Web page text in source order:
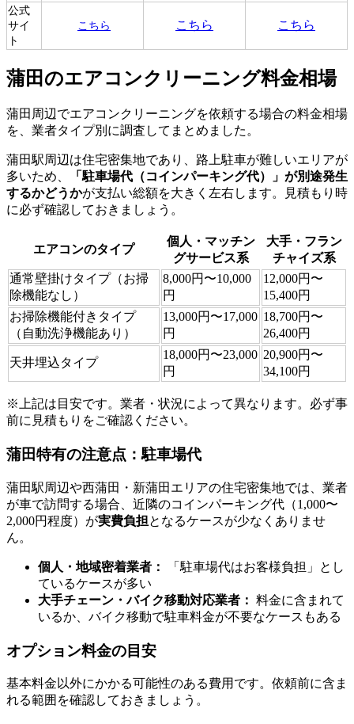
公式
サイ
ト
こちら こちら こちら
蒲田のエアコンクリーニング料金相場
蒲田周辺でエアコンクリーニングを依頼する場合の料金相場
を、業者タイプ別に調査してまとめました。
蒲田駅周辺は住宅密集地であり、路上駐車が難しいエリアが
多いため、
「駐車場代（コインパーキング代）」が別途発生
するかどうかが支払い総額を大きく左右します。見積もり時
に必ず確認しておきましょう。
エアコンのタイプ
個人・マッチン
グサービス系
大手・フラン
チャイズ系
通常壁掛けタイプ（お掃
除機能なし）
8,000円〜10,000
円
12,000円〜
15,400円
お掃除機能付きタイプ
（自動洗浄機能あり）
13,000円〜17,000
円
18,700円〜
26,400円
天井埋込タイプ
18,000円〜23,000
円
20,900円〜
34,100円
※上記は目安です。業者・状況によって異なります。必ず事
前に見積もりをご確認ください。
蒲田特有の注意点：駐車場代
蒲田駅周辺や西蒲田・新蒲田エリアの住宅密集地では、業者
が車で訪問する場合、近隣のコインパーキング代（1,000〜
2,000円程度）が実費負担となるケースが少なくありませ
ん。
個人・地域密着業者：
「駐車場代はお客様負担」とし
ているケースが多い
大手チェーン・バイク移動対応業者： 料金に含まれて
いるか、バイク移動で駐車料金が不要なケースもある
オプション料金の目安
基本料金以外にかかる可能性のある費用です。依頼前に含ま
れる範囲を確認しておきましょう。